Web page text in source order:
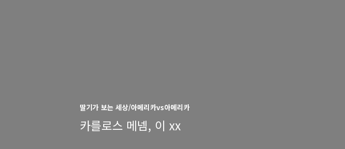
딸기가 보는 세상/아메리카vs아메리카
카를로스 메넴, 이 xx